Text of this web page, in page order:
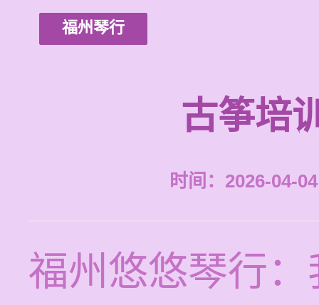
福州琴行
古筝培
时间：2026-04-
福州悠悠琴行